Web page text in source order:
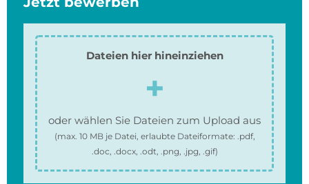
Dateien hier hineinziehen
oder wählen Sie Dateien zum Upload aus
(max. 10 MBje Datei, erlaubte Dateiformate: .pdf,
.doc, .docx, .odt, .png, .jpg, .gif)